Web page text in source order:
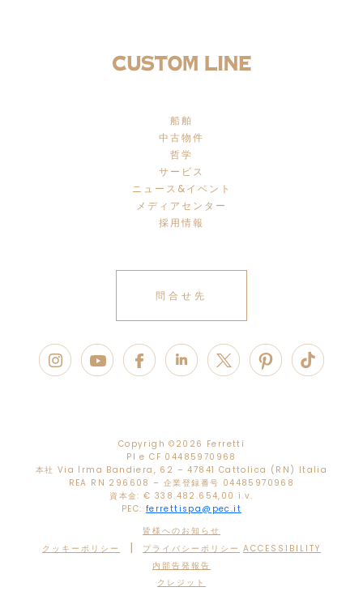
船舶
中古物件
哲学
サービス
ニュース&イベント
メディアセンター
採用情報
問合せ先
Copyrigh © 2026 Ferretti
PI e CF 04485970968
本社 Via Irma Bandiera, 62 – 47841 Cattolica (RN) Italia
REA RN 296608 – 企業登録番号 04485970968
資本金: € 338.482.654,00 i.v.
PEC: ferrettispa@pec.it
皆様へのお知らせ
クッキーポリシー
| プライバシーポリシー ACCESSIBILITY
内部告発報告
クレジット